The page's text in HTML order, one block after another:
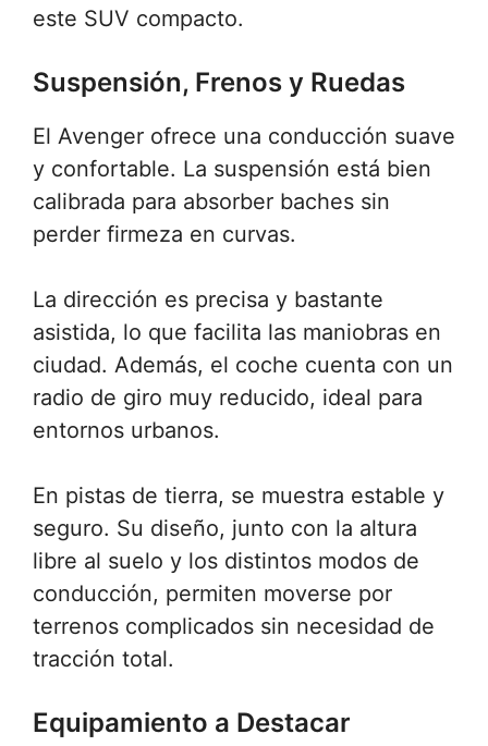
este SUV compacto.
Suspensión, Frenos y Ruedas
El Avenger ofrece una conducción suave
y confortable. La suspensión está bien
calibrada para absorber baches sin
perder firmeza en curvas.
La dirección es precisa y bastante
asistida, lo que facilita las maniobras en
ciudad. Además, el coche cuenta con un
radio de giro muy reducido, ideal para
entornos urbanos.
En pistas de tierra, se muestra estable y
seguro. Su diseño, junto con la altura
libre al suelo y los distintos modos de
conducción, permiten moverse por
terrenos complicados sin necesidad de
tracción total.
Equipamiento a Destacar